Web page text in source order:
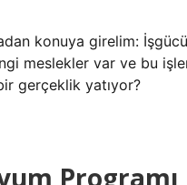
konuya girelim:
meslekler var ve bu
gerçeklik yatıyor?
Programı